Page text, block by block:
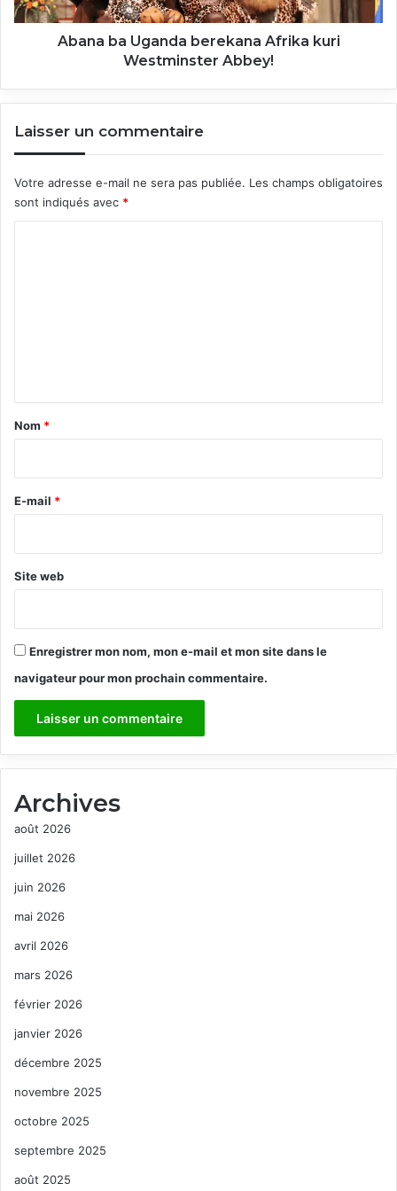
Abana ba Uganda berekana Afrika kuri
Westminster Abbey!
Laisser un commentaire
Votre adresse e-mail ne sera pas publiée. Les champs obligatoires
sont indiqués avec *
a
e
Nom *
E-mail *
Site web
Enregistrer mon nom, mon e-mail et mon site dans le
navigateur pour mon prochain commentaire.
Archives
août 2026
juillet 2026
juin 2026
mai 2026
avril 2026
mars 2026
février 2026
janvier 2026
décembre 2025
novembre 2025
octobre 2025
septembre 2025
août 2025